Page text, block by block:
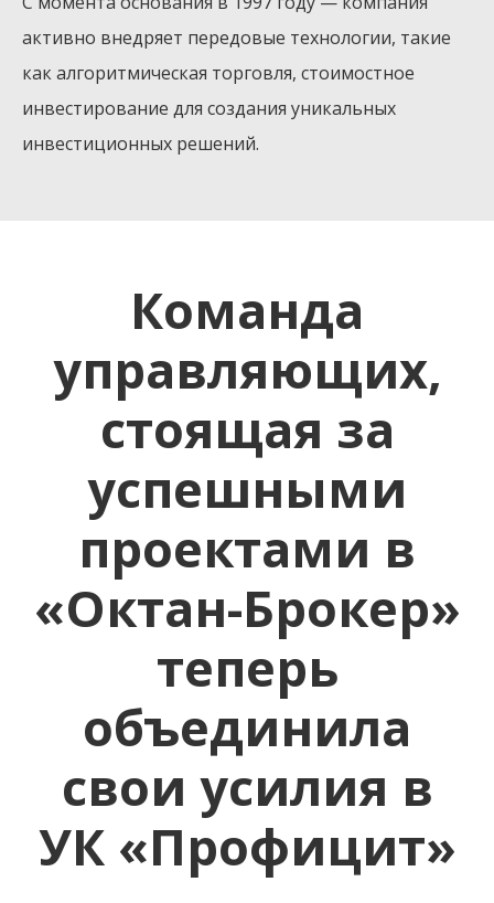
активно внедряет передовые технологии, такие
как алгоритмическая торговля, стоимостное
инвестирование для создания уникальных
инвестиционных решений.
Команда
управляющих,
стоящая за
успешными
проектами в
«Октан-Брокер»
теперь
объединила
свои усилия в
УК «Профицит»